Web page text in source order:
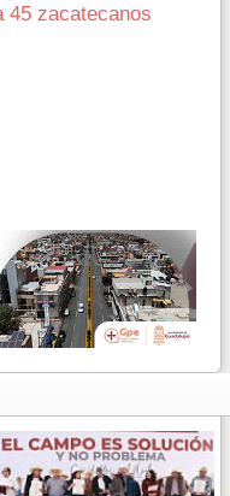
45 zacatecanos